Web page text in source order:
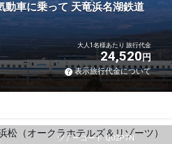
動車に乗って 天竜浜名湖鉄道
大人1名様あたり 旅行代金
24,520円
表示旅行代金について
ツアーコード Q02P7N